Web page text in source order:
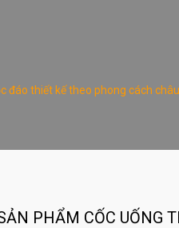
đáo thiết kế theo phong cách
PHẨM CỐC UỐNG